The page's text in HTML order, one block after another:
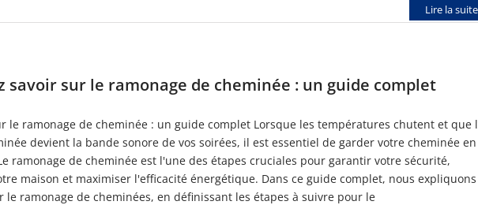
Lire la suite
savoir sur le ramonage de cheminée : un guide complet
le ramonage de cheminée : un guide complet Lorsque les températures chutent et que
devient la bande sonore de vos soirées, il est essentiel de garder votre cheminée en
ramonage de cheminée est l'une des étapes cruciales pour garantir votre sécurité,
maison et maximiser l'efficacité énergétique. Dans ce guide complet, nous expliquons
le ramonage de cheminées, en définissant les étapes à suivre pour le